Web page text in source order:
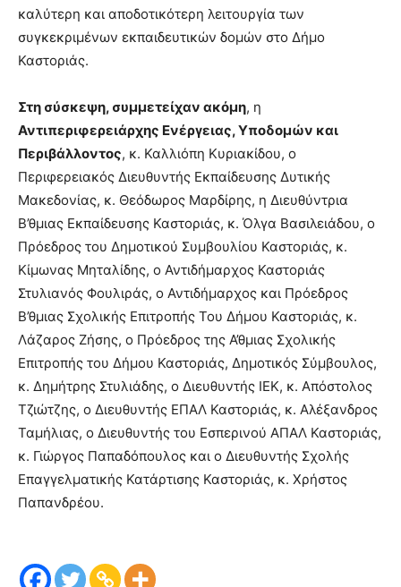
καλύτερη και αποδοτικότερη λειτουργία των
συγκεκριμένων εκπαιδευτικών δομών στο Δήμο
Καστοριάς.
Στη σύσκεψη, συμμετείχαν ακόμη, η
Αντιπεριφερειάρχης Ενέργειας, Υποδομών και
Περιβάλλοντος, κ. Καλλιόπη Κυριακίδου, ο
Περιφερειακός Διευθυντής Εκπαίδευσης Δυτικής
Μακεδονίας, κ. Θεόδωρος Μαρδίρης, η Διευθύντρια
Β’θμιας Εκπαίδευσης Καστοριάς, κ. Όλγα Βασιλειάδου, ο
Πρόεδρος του Δημοτικού Συμβουλίου Καστοριάς, κ.
Κίμωνας Μηταλίδης, ο Αντιδήμαρχος Καστοριάς
Στυλιανός Φουλιράς, ο Αντιδήμαρχος και Πρόεδρος
Β’θμιας Σχολικής Επιτροπής Του Δήμου Καστοριάς, κ.
Λάζαρος Ζήσης, ο Πρόεδρος της Α’θμιας Σχολικής
Επιτροπής του Δήμου Καστοριάς, Δημοτικός Σύμβουλος,
κ. Δημήτρης Στυλιάδης, ο Διευθυντής ΙΕΚ, κ. Απόστολος
Τζιώτζης, ο Διευθυντής ΕΠΑΛ Καστοριάς, κ. Αλέξανδρος
Ταμήλιας, ο Διευθυντής του Εσπερινού ΑΠΑΛ Καστοριάς,
κ. Γιώργος Παπαδόπουλος και ο Διευθυντής Σχολής
Επαγγελματικής Κατάρτισης Καστοριάς, κ. Χρήστος
Παπανδρέου.